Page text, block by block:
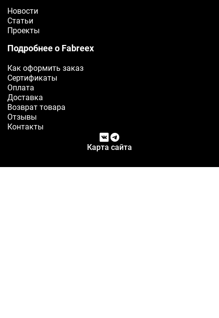
Новости
Статьи
Проекты
Подробнее о Fabreex
Как оформить заказ
Сертификаты
Оплата
Доставка
Возврат товара
Отзывы
Контакты
Карта сайта